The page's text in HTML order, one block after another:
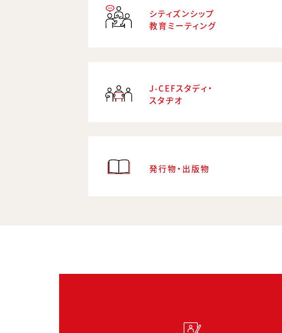
シティズンシップ
教育ミーティング
J-CEFスタディ・
スタヂオ
発行物・出版物